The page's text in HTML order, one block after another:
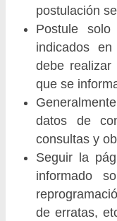
postulación
Postule
indicados
debe
que se
datos de
consultas y
Seguir la
informado
de erratas,